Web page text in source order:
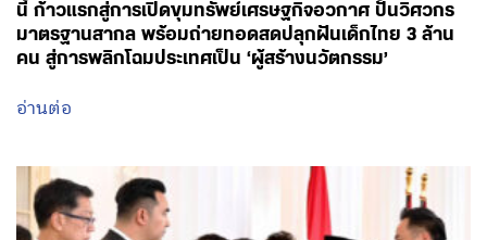
นี้ ก้าวแรกสู่การเปิดขุมทรัพย์เศรษฐกิจอวกาศ ปั้นวิศวกร
มาตรฐานสากล พร้อมถ่ายทอดสดปลุกฝันเด็กไทย 3 ล้าน
คน สู่การพลิกโฉมประเทศเป็น ‘ผู้สร้างนวัตกรรม’
อ่านต่อ